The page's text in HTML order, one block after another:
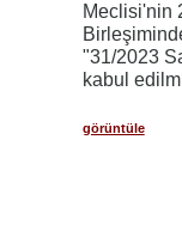
Meclisi'nin
"31/2023
kabul
görüntüle